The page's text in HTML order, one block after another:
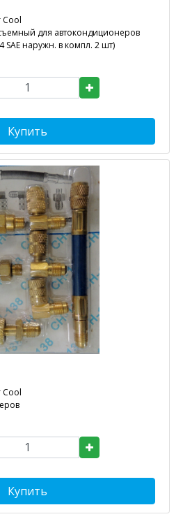
Cool
для автокондиционеров
SAE наружн. в компл. 2 шт)
Купить
Cool
Купить